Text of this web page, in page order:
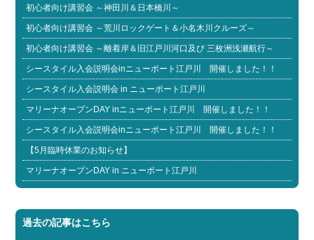
初心者向け講習会 ～神田川＆日本橋川～
初心者向け講習会 ～荒川ロックゲート＆小名木川クルーズ～
初心者向け講習会 ～離着岸＆旧江戸川河口及び 三枚洲浅瀬航行～
シースタイル入会説明会inニューポート江戸川 開催しました！！
シースタイル入会説明会 in ニューポート江戸川
マリーナオープンDAY inニューポート江戸川 開催しました！！
シースタイル入会説明会inニューポート江戸川 開催しました！！
【5月臨時休業のお知らせ】
マリーナオープンDAY in ニューポート江戸川
過去の記事はこちら